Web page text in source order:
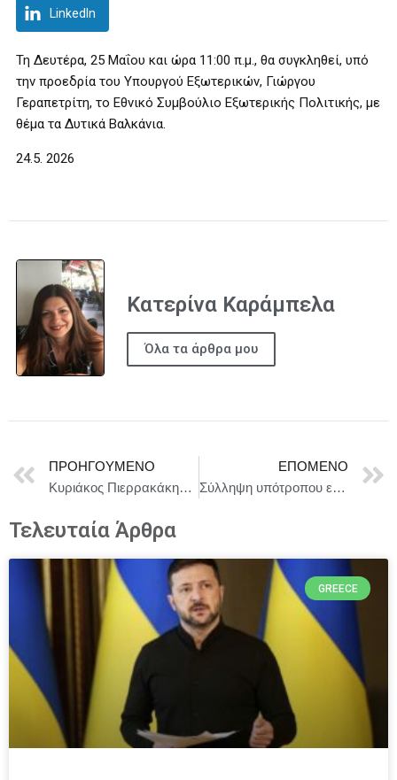
LinkedIn
Τη Δευτέρα, 25 Μαΐου και ώρα 11:00 π.μ., θα συγκληθεί, υπό
την προεδρία του Υπουργού Εξωτερικών, Γιώργου
Γεραπετρίτη, το Εθνικό Συμβούλιο Εξωτερικής Πολιτικής, με
θέμα τα Δυτικά Βαλκάνια.
24.5. 2026
Κατερίνα Καράμπελα
Όλα τα άρθρα μου
ΠΡΟΗΓΟΎΜΕΝΟ
Κυριάκος Πιερρακάκης: «Η ΕΕ να περάσει στην επίθεση – Έργο win-win ο GSI»
ΕΠΌΜΕΝΟ
Σύλληψη υπότροπου ενδοοικογενειακής βίας για νέα υπόθεση με θύμα ανήλικη σύντροφό του
Τελευταία Άρθρα
GREECE